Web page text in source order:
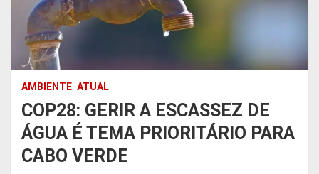
AMBIENTE ATUAL
COP28: GERIR A ESCASSEZ DE
ÁGUA É TEMA PRIORITÁRIO PARA
CABO VERDE